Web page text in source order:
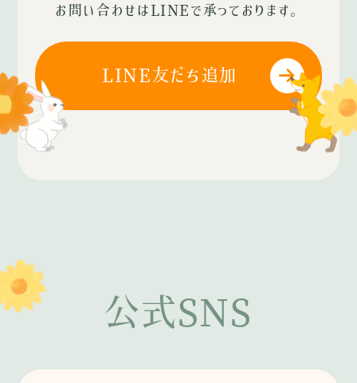
お問い合わせはLINEで承っております。
LINE友だち追加
公式SNS